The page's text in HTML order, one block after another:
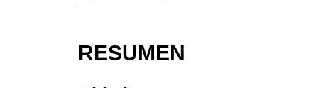
RESUMEN